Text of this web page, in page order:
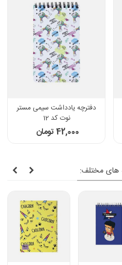
دفترچه یادداشت سیمی مستر
نوت کد 12
42,000 تومان